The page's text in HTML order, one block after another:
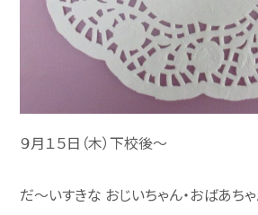
９月１５日（木）下校後～
だ～いすきな おじいちゃん・おばあち